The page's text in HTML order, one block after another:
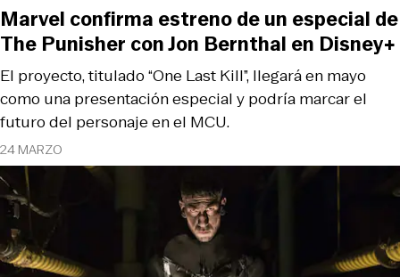
24 MARZO
El proyecto, titulado “One Last Kill”, llegará en mayo
como una presentación especial y podría marcar el
futuro del personaje en el MCU.
Marvel confirma estreno de un especial de
The Punisher con Jon Bernthal en Disney+